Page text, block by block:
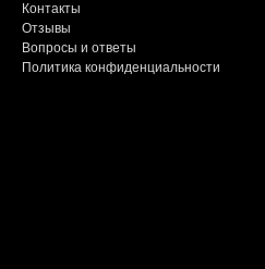
Контакты
Отзывы
Вопросы и ответы
Политика конфиденциальности